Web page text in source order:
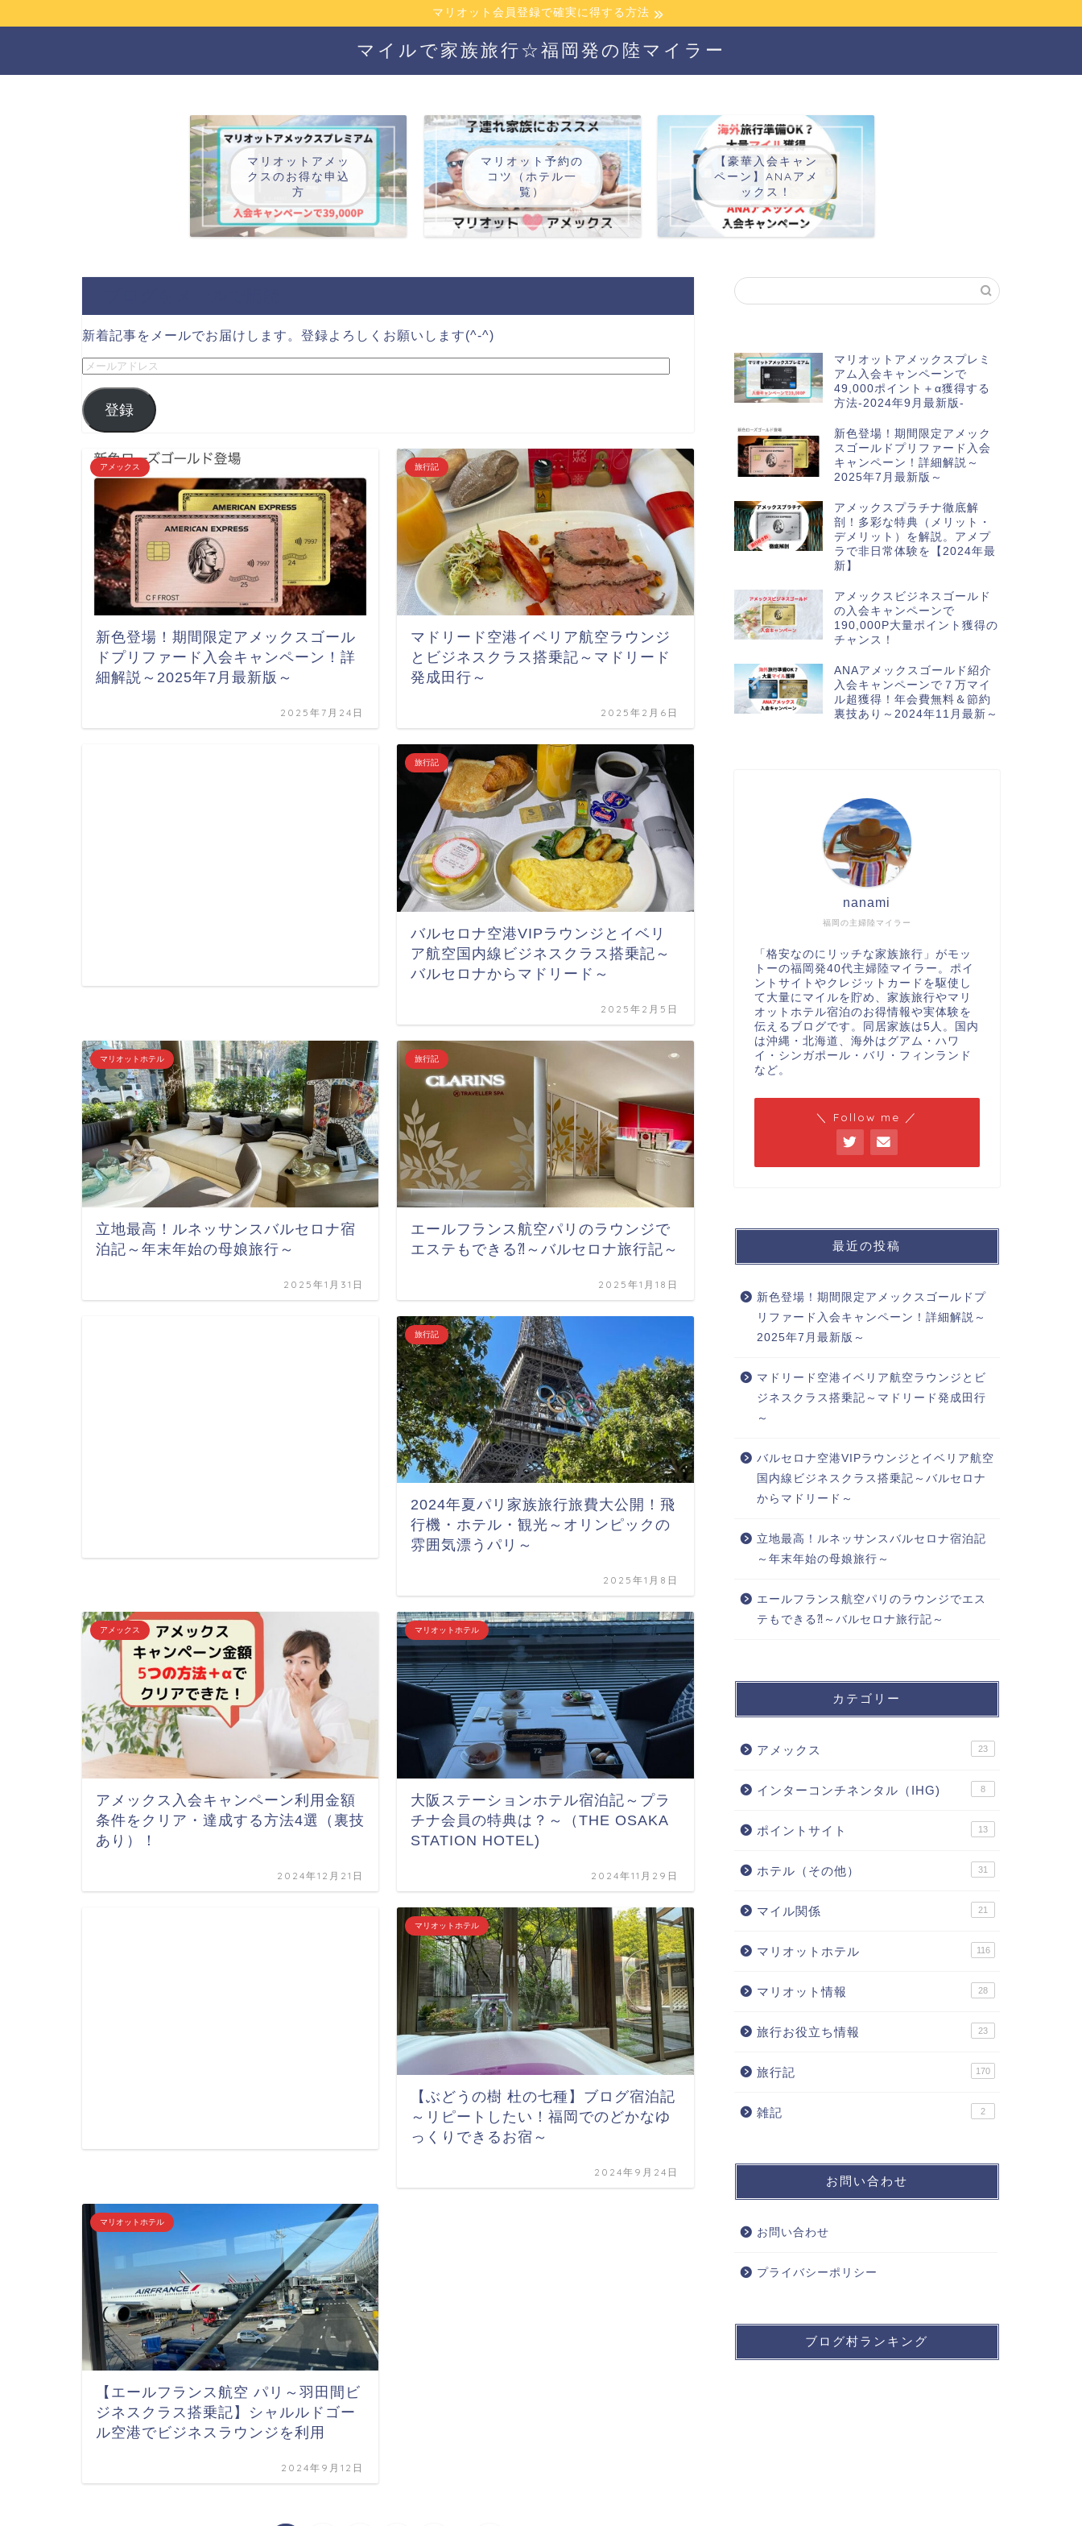
マリオット会員登録で確実に得する方法
マイルで家族旅行☆福岡発の陸マイラー
マリオットアメッ
クスのお得な申込
方
マリオット予約の
コツ（ホテル一
覧）
【豪華入会キャン
ペーン】ANAアメ
ックス！
新着記事をメールでお届けします。登録よろしくお願いします(^-^)
登録
アメックス
新色登場！期間限定アメックスゴール
ドプリファード入会キャンペーン！詳
細解説～2025年7月最新版～
2025年7月24日
旅行記
マドリード空港イベリア航空ラウンジ
とビジネスクラス搭乗記～マドリード
発成田行～
2025年2月6日
旅行記
バルセロナ空港VIPラウンジとイベリ
ア航空国内線ビジネスクラス搭乗記～
バルセロナからマドリード～
2025年2月5日
マリオットホテル
立地最高！ルネッサンスバルセロナ宿
泊記～年末年始の母娘旅行～
2025年1月31日
旅行記
エールフランス航空パリのラウンジで
エステもできる⁈～バルセロナ旅行記～
2025年1月18日
旅行記
2024年夏パリ家族旅行旅費大公開！飛
行機・ホテル・観光～オリンピックの
雰囲気漂うパリ～
2025年1月8日
アメックス
アメックス入会キャンペーン利用金額
条件をクリア・達成する方法4選（裏技
あり）！
2024年12月21日
マリオットホテル
大阪ステーションホテル宿泊記～プラ
チナ会員の特典は？～（THE OSAKA
STATION HOTEL)
2024年11月29日
マリオットホテル
【ぶどうの樹 杜の七種】ブログ宿泊記
～リピートしたい！福岡でのどかなゆ
っくりできるお宿～
2024年9月24日
マリオットホテル
【エールフランス航空 パリ～羽田間ビ
ジネスクラス搭乗記】シャルルドゴー
ル空港でビジネスラウンジを利用
2024年9月12日
マリオットアメックスプレミ
アム入会キャンペーンで
49,000ポイント＋α獲得する
方法-2024年9月最新版-
新色登場！期間限定アメック
スゴールドプリファード入会
キャンペーン！詳細解説～
2025年7月最新版～
アメックスプラチナ徹底解
剖！多彩な特典（メリット・
デメリット）を解説。アメプ
ラで非日常体験を【2024年最
新】
アメックスビジネスゴールド
の入会キャンペーンで
190,000P大量ポイント獲得の
チャンス！
ANAアメックスゴールド紹介
入会キャンペーンで７万マイ
ル超獲得！年会費無料＆節約
裏技あり～2024年11月最新～
福岡の主婦陸マイラー
nanami
「格安なのにリッチな家族旅行」がモッ
トーの福岡発40代主婦陸マイラー。ポイ
ントサイトやクレジットカードを駆使し
て大量にマイルを貯め、家族旅行やマリ
オットホテル宿泊のお得情報や実体験を
伝えるブログです。同居家族は5人。国内
は沖縄・北海道、海外はグアム・ハワ
イ・シンガポール・バリ・フィンランド
など。
＼ Follow me ／
最近の投稿
新色登場！期間限定アメックスゴールドプ
リファード入会キャンペーン！詳細解説～
2025年7月最新版～
マドリード空港イベリア航空ラウンジとビ
ジネスクラス搭乗記～マドリード発成田行
～
バルセロナ空港VIPラウンジとイベリア航空
国内線ビジネスクラス搭乗記～バルセロナ
からマドリード～
立地最高！ルネッサンスバルセロナ宿泊記
～年末年始の母娘旅行～
エールフランス航空パリのラウンジでエス
テもできる⁈～バルセロナ旅行記～
カテゴリー
アメックス 23
インターコンチネンタル（IHG) 8
ポイントサイト 13
ホテル（その他） 31
マイル関係 21
マリオットホテル 116
マリオット情報 28
旅行お役立ち情報 23
旅行記 170
雑記 2
お問い合わせ
お問い合わせ
プライバシーポリシー
ブログ村ランキング